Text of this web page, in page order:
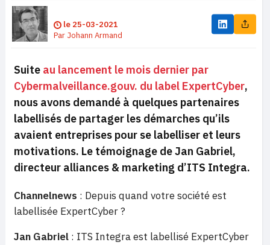
le 25-03-2021
Par Johann Armand
Suite au lancement le mois dernier par
Cybermalveillance.gouv. du label ExpertCyber,
nous avons demandé à quelques partenaires
labellisés de partager les démarches qu’ils
avaient entreprises pour se labelliser et leurs
motivations. Le témoignage de Jan Gabriel,
directeur alliances & marketing d’ITS Integra.
Channelnews : Depuis quand votre société est
labellisée ExpertCyber ?
Jan Gabriel : ITS Integra est labellisé ExpertCyber